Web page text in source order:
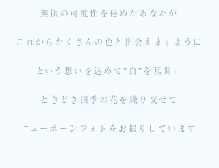
無限の可能性を秘めたあなたが
これからたくさんの色と出会えますように
​という想いを込めて”白”を基調に
ときどき四季の花を織り交ぜて
​ニューボーンフォトをお撮りしています